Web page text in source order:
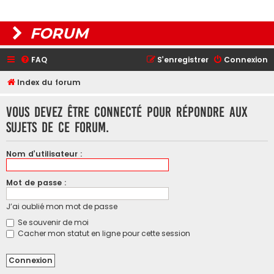
FORUM
FAQ Connexion
S’enregistrer
Index du forum
Vous devez être connecté pour répondre aux
sujets de ce forum.
Nom d’utilisateur :
Mot de passe :
J’ai oublié mon mot de passe
Se souvenir de moi
Cacher mon statut en ligne pour cette session